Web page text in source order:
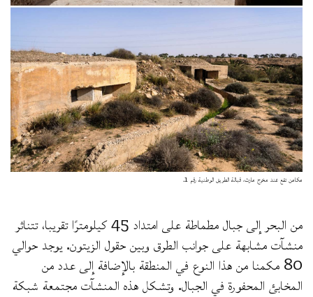
مكامن تقع عند مخرج مارث، قبالة الطريق الوطنية رقم 1.
من البحر إلى جبال مطماطة على امتداد 45 كيلومترًا تقريبا، تتناثر
منشآت مشابهة على جوانب الطرق وبين حقول الزيتون. يوجد حوالي
80 مكمنا من هذا النوع في المنطقة بالإضافة إلى عدد من
المخابئ المحفورة في الجبال. وتشكل هذه المنشآت مجتمعة شبكة